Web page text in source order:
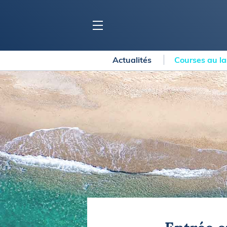
BLOC MARINE
Ports
Carnets de voyage
Collection Bloc Marine
Application Bloc Marine
Règlementation
BATEAUX
Actualités Courses au